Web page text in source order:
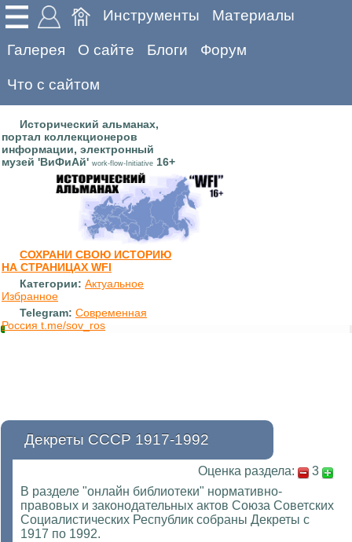
Инструменты Материалы
Галерея О сайте Блоги Форум
Что с сайтом
Исторический альманах,
портал коллекционеров
информации, электронный
музей 'ВиФиАй' work-flow-Initiative 16+
СОХРАНИ СВОЮ ИСТОРИЮ
НА СТРАНИЦАХ WFI
Категории: Актуальное
Избранное
Telegram: Современная
Россия t.me/sov_ros
Декреты СССР 1917-1992
Оценка раздела:
3
В разделе "онлайн библиотеки" нормативно-
правовых и законодательных актов Союза Советских
Социалистических Республик собраны Декреты с
1917 по 1992.